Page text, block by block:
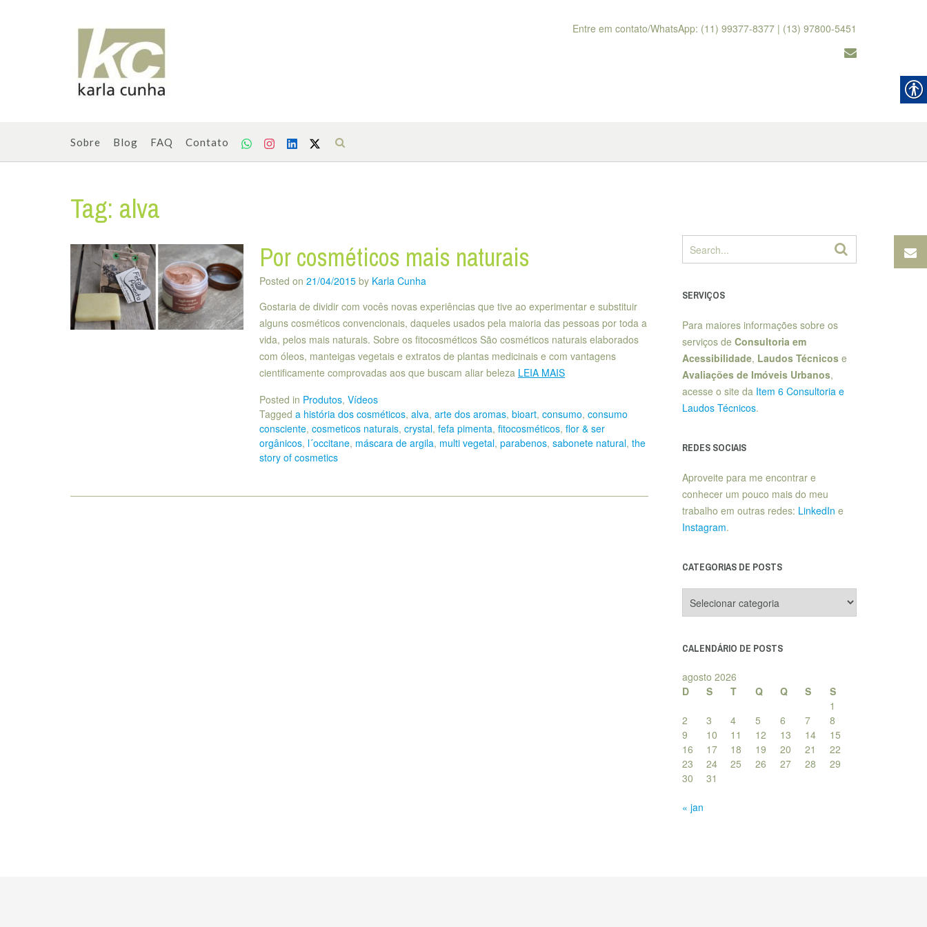
Entre em contato/WhatsApp: (11) 99377-8377 | (13) 97800-5451
Sobre Blog FAQ Contato
Tag: alva
Por cosméticos mais naturais
Posted on 21/04/2015by Karla Cunha
Gostaria de dividir com vocês novas experiências que tive ao experimentar e substituir
alguns cosméticos convencionais, daqueles usados pela maioria das pessoas por toda a
vida, pelos mais naturais. Sobre os fitocosméticos São cosméticos naturais elaborados
com óleos, manteigas vegetais e extratos de plantas medicinais e com vantagens
cientificamente comprovadas aos que buscam aliar beleza LEIA MAIS
Posted in Produtos, Vídeos
Tagged a história dos cosméticos, alva, arte dos aromas, bioart, consumo, consumo
consciente, cosmeticos naturais, crystal, fefa pimenta, fitocosméticos, flor & ser
orgânicos, l´occitane, máscara de argila, multi vegetal, parabenos, sabonete natural, the
story of cosmetics
SERVIÇOS
Para maiores informações sobre os
serviços de Consultoria em
Acessibilidade, Laudos Técnicose
Avaliações de Imóveis Urbanos,
acesse o site da Item 6 Consultoria e
Laudos Técnicos.
REDES SOCIAIS
Aproveite para me encontrar e
conhecer um pouco mais do meu
trabalho em outras redes: LinkedIn e
Instagram.
CATEGORIAS DE POSTS
de
CALENDÁRIO DE POSTS
agosto 2026
D
S T Q Q S
S
1
2
3 4 5 6 7
8
9
10 11 12 13 14
15
16
17 18 19 20 21
22
23
24 25 26 27 28
29
30
31
« jan